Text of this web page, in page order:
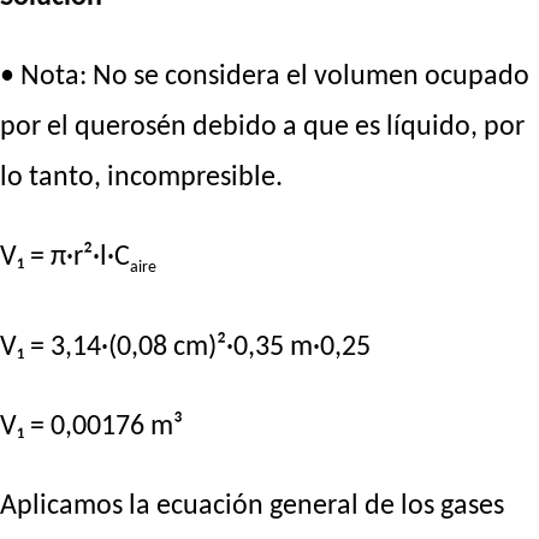
• Nota: No se considera el volumen ocupado
por el querosén debido a que es líquido, por
lo tanto, incompresible.
V₁ = π·r²·l·Caire
V₁ = 3,14·(0,08 cm)²·0,35 m·0,25
V₁ = 0,00176 m³
Aplicamos la ecuación general de los gases